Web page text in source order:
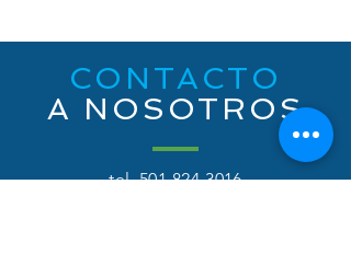
CONTACTO
A NOSOTROS
tel.501-824-3016